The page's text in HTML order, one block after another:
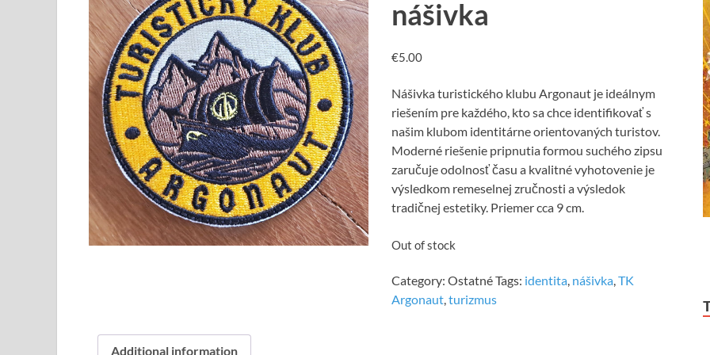
nášivka
€5.00
Nášivka turistického klubu Argonaut je ideálnym
riešením pre každého, kto sa chce identifikovať s
našim klubom identitárne orientovaných turistov.
Moderné riešenie pripnutia formou suchého zipsu
zaručuje odolnosť času a kvalitné vyhotovenie je
výsledkom remeselnej zručnosti a výsledok
tradičnej estetiky. Priemer cca 9 cm.
Out of stock
Category:OstatnéTags: identita nášivka ,TK
Argonaut ,turizmus
Additional information